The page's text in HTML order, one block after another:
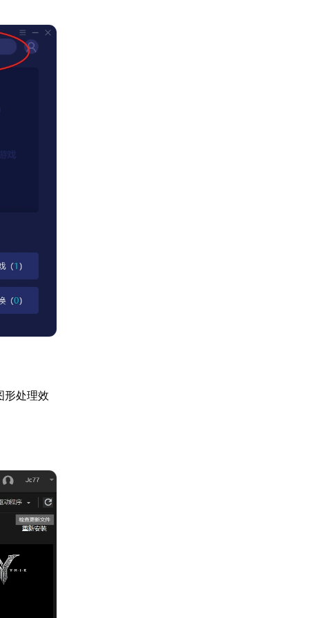
形处理效